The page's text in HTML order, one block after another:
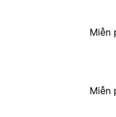
Miễn
Miễn